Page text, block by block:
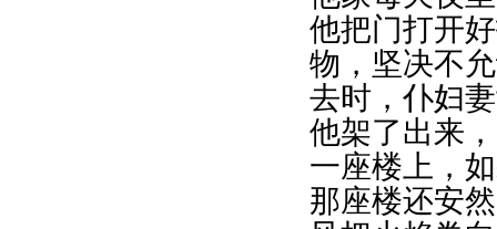
他把门打开
物，坚决不
去时，仆妇
他架了出来
一座楼上，
那座楼还安